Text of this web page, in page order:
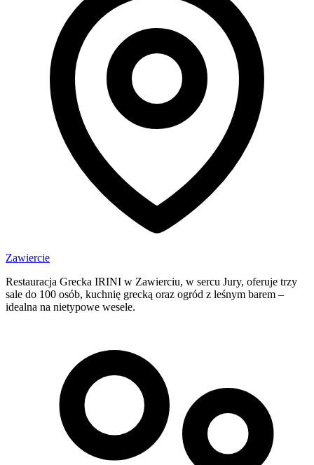
Zawiercie
Restauracja Grecka IRINI w Zawierciu, w sercu Jury, oferuje trzy
sale do 100 osób, kuchnię grecką oraz ogród z leśnym barem –
idealna na nietypowe wesele.